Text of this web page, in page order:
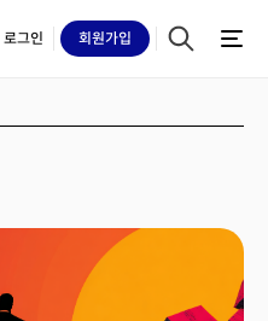
로그인 회원가입